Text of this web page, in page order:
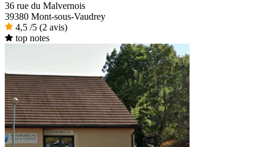
36 rue du Malvernois
39380 Mont-sous-Vaudrey
4,5 /5 (2 avis)
top notes